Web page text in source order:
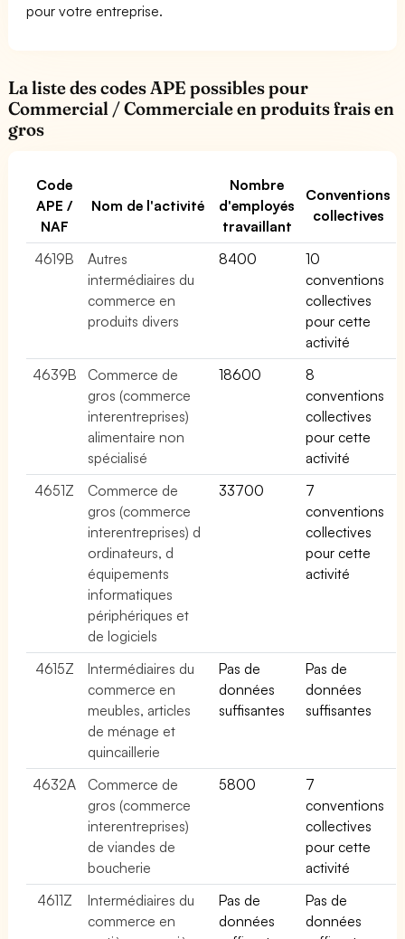
pour votre entreprise.
La liste des codes APE possibles pour
Commercial / Commerciale en produits frais en
gros
Code
APE /
NAF
Nom de l'activité
Nombre
d'employés
travaillant
Conventions
collectives
4619B
Autres
intermédiaires du
commerce en
produits divers
8400
10
conventions
collectives
pour cette
activité
4639B
Commerce de
gros (commerce
interentreprises)
alimentaire non
spécialisé
18600
8
conventions
collectives
pour cette
activité
4651Z
Commerce de
gros (commerce
interentreprises) d
ordinateurs, d
équipements
informatiques
périphériques et
de logiciels
33700
7
conventions
collectives
pour cette
activité
4615Z
Intermédiaires du
commerce en
meubles, articles
de ménage et
quincaillerie
Pas de
données
suffisantes
Pas de
données
suffisantes
4632A
Commerce de
gros (commerce
interentreprises)
de viandes de
boucherie
5800
7
conventions
collectives
pour cette
activité
4611Z
Intermédiaires du
commerce en
Pas de
données
Pas de
données